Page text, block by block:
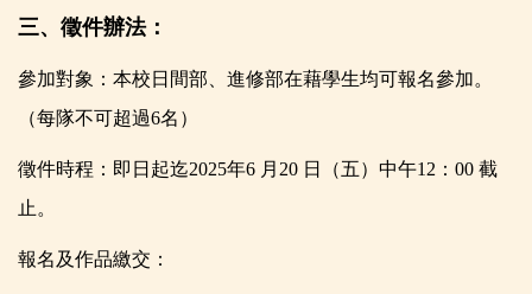
三、徵件辦法：
參加對象：本校日間部、進修部在藉學生均可報名參加。
（每隊不可超過6名）
徵件時程：即日起迄2025年6 月20 日（五）中午12：00 截
止。
報名及作品繳交：